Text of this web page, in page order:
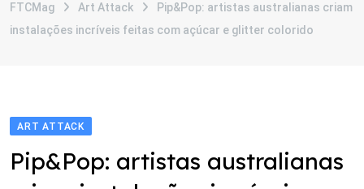
CATEGORIAS
FTCMag Art Attack
Pip&Pop: artistas australianas criam
instalações incríveis feitas com açúcar e glitter colorido
ART ATTACK
Pip&Pop: artistas australianas